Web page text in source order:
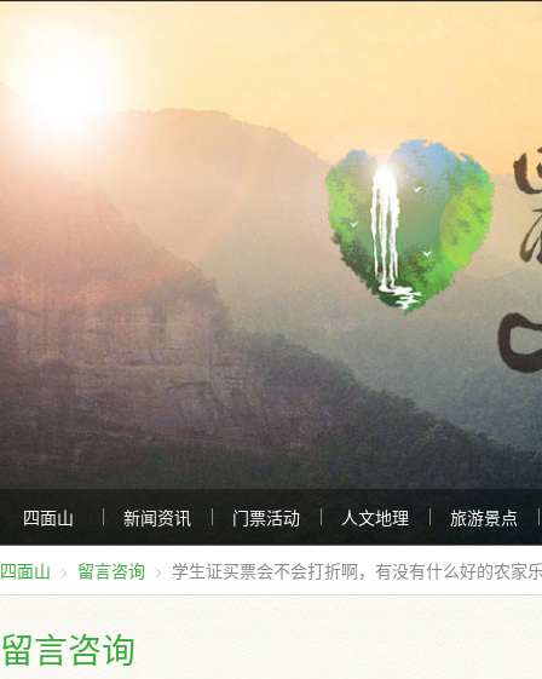
四面山 新闻资讯 门票活动 人文地理 旅游景点
四面山 留言咨询 学生证买票会不会打折啊，有没有什么好的农家
留言咨询